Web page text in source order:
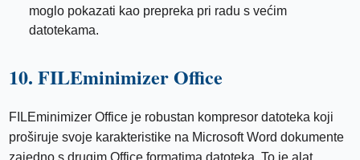
moglo pokazati kao prepreka pri radu s većim
datotekama.
10. FILEminimizer Office
FILEminimizer Office je robustan kompresor datoteka koji
proširuje svoje karakteristike na Microsoft Word dokumente